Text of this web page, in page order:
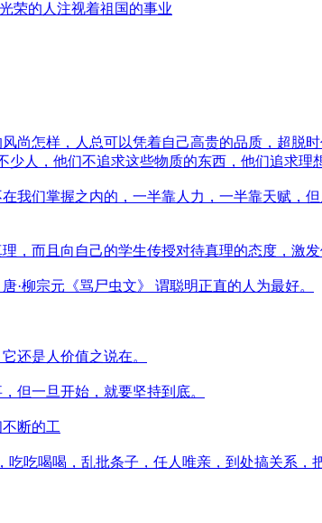
荣的人注视着祖国的事业
尚怎样，人总可以凭着自己高贵的品质，超脱
少人，他们不追求这些物质的东西，他们追求理
我们掌握之内的，一半靠人力，一半靠天赋，
，而且向自己的学生传授对待真理的态度，激
·柳宗元《骂尸虫文》 谓聪明正直的人为最好。
还是人价值之说在。
但一旦开始，就要坚持到底。
断的工
吃吃喝喝，乱批条子，任人唯亲，到处搞关系